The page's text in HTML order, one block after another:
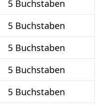
5 Buchstaben
5 Buchstaben
5 Buchstaben
5 Buchstaben
5 Buchstaben